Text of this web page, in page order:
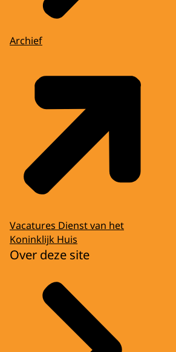
Archief
Vacatures Dienst van het
Koninklijk Huis
Over deze site